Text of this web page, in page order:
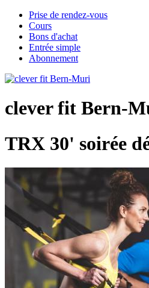
Prise de rendez-vous
Cours
Bons d'achat
Entrée simple
Abonnement
clever fit Bern-
TRX 30' soirée